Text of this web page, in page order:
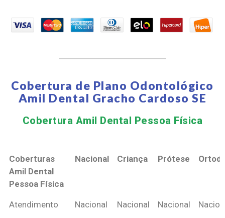
Cobertura de Plano Odontológico
Amil Dental Gracho Cardoso SE
Cobertura Amil Dental Pessoa Física​
Coberturas
Amil Dental
Pessoa Física
Nacional Criança Prótese
Coberturas
Nacional Criança Prótese
Atendimento Nacional Nacional Nacional